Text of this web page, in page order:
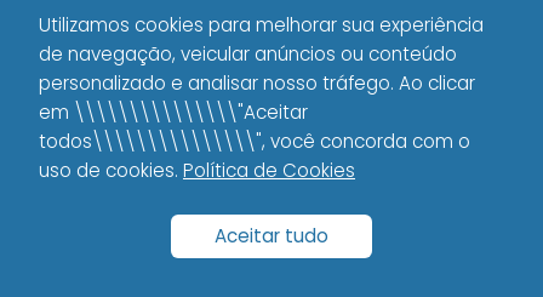
O diferencial dessa abordagem, que
muitos bancos adotam, é a
capacidade de atualizar os dados em
tempo real, garantindo que a análise
financeira atual do solicitante.
Utilizamos cookies para melhorar sua experiência
de navegação, veicular anúncios ou conteúdo
personalizado e analisar nosso tráfego. Ao clicar
em \\\\\\\\\\\\\\\"Aceitar
todos\\\\\\\\\\\\\\\", você concorda com o
uso de cookies. Política de Cookies
Aceitar tudo